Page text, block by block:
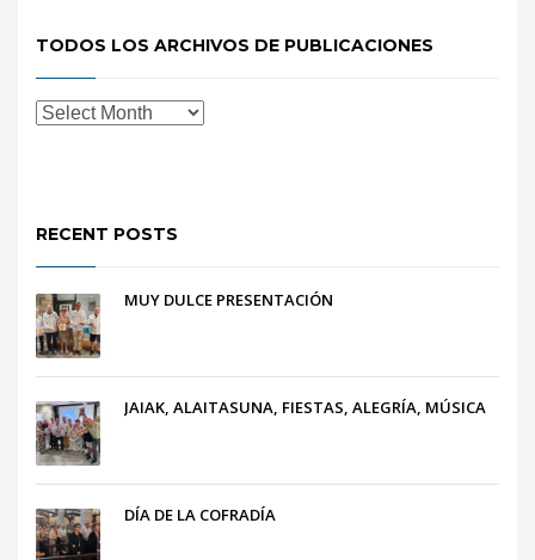
TODOS LOS ARCHIVOS DE PUBLICACIONES
RECENT POSTS
MUY DULCE PRESENTACIÓN
JAIAK, ALAITASUNA, FIESTAS, ALEGRÍA, MÚSICA
DÍA DE LA COFRADÍA